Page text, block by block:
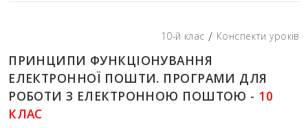
10-й клас / Конспекти уроків
ПРИНЦИПИ ФУНКЦІОНУВАННЯ
ЕЛЕКТРОННОЇ ПОШТИ. ПРОГРАМИ ДЛЯ
РОБОТИ З ЕЛЕКТРОННОЮ ПОШТОЮ - 10
КЛАС